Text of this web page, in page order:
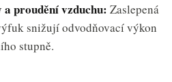
proudění vzduchu: Zaslepená
snižují odvodňovací výkon
stupně.